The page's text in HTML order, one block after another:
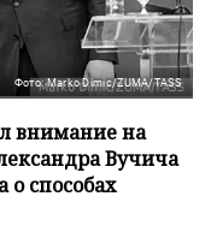
Фото: Marko Dimic/ZUMA/TASS
внимание на
Вучича
о способах